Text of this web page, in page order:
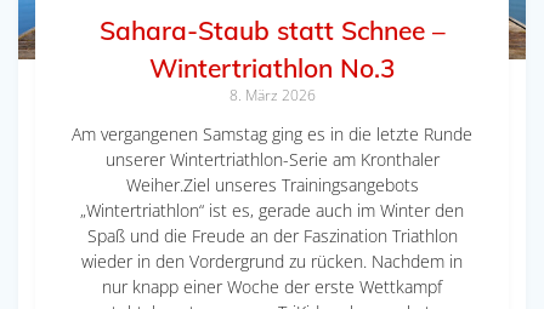
Sahara-Staub statt Schnee –
Wintertriathlon No.3
8. März 2026
Am vergangenen Samstag ging es in die letzte Runde
unserer Wintertriathlon-Serie am Kronthaler
Weiher.Ziel unseres Trainingsangebots
„Wintertriathlon“ ist es, gerade auch im Winter den
Spaß und die Freude an der Faszination Triathlon
wieder in den Vordergrund zu rücken. Nachdem in
nur knapp einer Woche der erste Wettkampf